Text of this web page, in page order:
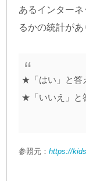
あるインター
るかの統計があ
★「はい」と答
★「いいえ」と
参照元：https://